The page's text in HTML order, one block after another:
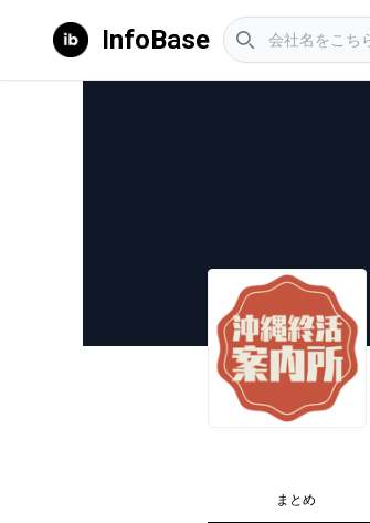
InfoBase
まとめ